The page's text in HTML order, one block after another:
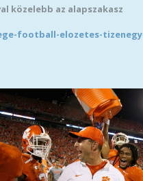
közelebb az alapszakasz
football-elozetes-